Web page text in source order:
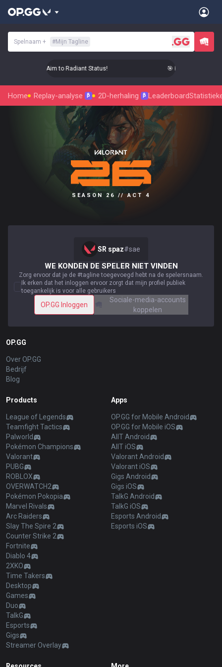
Spelnaam + #Mijn Tagline
Level Up Your Aim to Radiant Status! 🎯 Level Up Your
Home Replay-analyse β 2D-herhaling β Leaderboard
SEASON 26 // ACT 4
SR spaz#sae
WE KONDEN DE SPELER NIET VINDEN
Zorg ervoor dat je de #tagline toegevoegd hebt na de spelersnaam.
Ik erken dat het inloggen ervoor zorgt dat mijn profiel publiek
toegankelijk is voor alle gebruikers
OP.GG Inloggen
Sociale-media-accounts
koppelen
OP.GG
Over OP.GG
Bedrijf
Blog
Products
League of Legends
Teamfight Tactics
Palworld
Pokémon Champions
Valorant
PUBG
ROBLOX
OVERWATCH2
Pokémon Pokopia
Marvel Rivals
Arc Raiders
Slay The Spire 2
Counter Strike 2
Fortnite
Diablo 4
2XKO
Time Takers
Desktop
Games
Duo
TalkG
Esports
Gigs
Streamer Overlay
Apps
OP.GG for Mobile Android
OP.GG for Mobile iOS
AllT Android
AllT iOS
Valorant Android
Valorant iOS
Gigs Android
Gigs iOS
TalkG Android
TalkG iOS
Esports Android
Esports iOS